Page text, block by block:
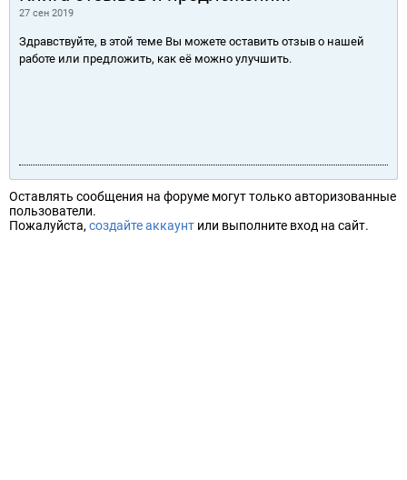
27 сен 2019
Здравствуйте, в этой теме Вы можете оставить отзыв о нашей
работе или предложить, как её можно улучшить.
Оставлять сообщения на форуме могут только авторизованные
пользователи.
Пожалуйста, создайте аккаунт или выполните вход на сайт.